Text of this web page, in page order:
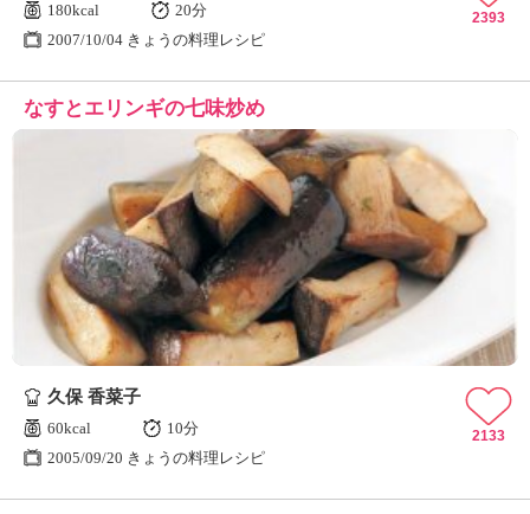
180kcal
20分
2007/10/04 きょうの料理レシピ
2393
なすとエリンギの七味炒め
久保 香菜子
60kcal
10分
2005/09/20 きょうの料理レシピ
2133